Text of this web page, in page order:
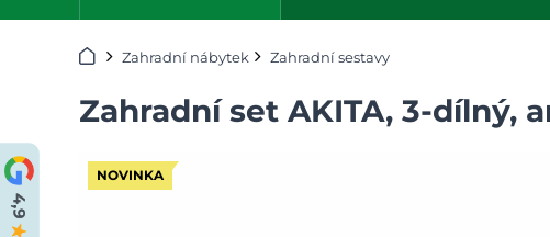
Úvod Zahradní nábytek Zahradní sestavy
Zahradní set AKITA, 3-dílný,
NOVINKA